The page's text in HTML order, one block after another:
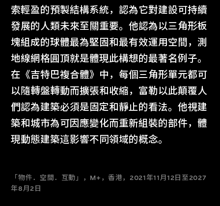
索輕盈的預製結構系統，認為它對建設可持續
發展的人類未來至關重要。他認為以三角形板
塊組成的球體最為堅固和最有效運用空間，測
地線網格圓頂就是體現此構想的最著名例子。
在《吉特巴複合體》中，每個三角形單元都可
以隨轉盤轉動而擴張和收縮，富勒以此顛覆人
們認為建築必須是固定和靜止的看法。他視建
築和城市為可因應變化而重新組裝的部件，體
現動態建築這影響不同領域的概念。
「物件．空間．互動」，M+，香港，2021年11月12日至2027
年8月2日